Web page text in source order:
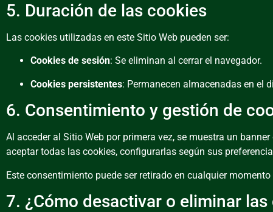
5. Duración de las cookies
Las cookies utilizadas en este Sitio Web pueden ser:
Cookies de sesión: Se eliminan al cerrar el navegador.
Cookies persistentes: Permanecen almacenadas en el
6. Consentimiento y gestión de
Al acceder al Sitio Web por primera vez, se muestra un
aceptar todas las cookies, configurarlas según sus
Este consentimiento puede ser retirado en cualquier
7. ¿Cómo desactivar o eliminar las